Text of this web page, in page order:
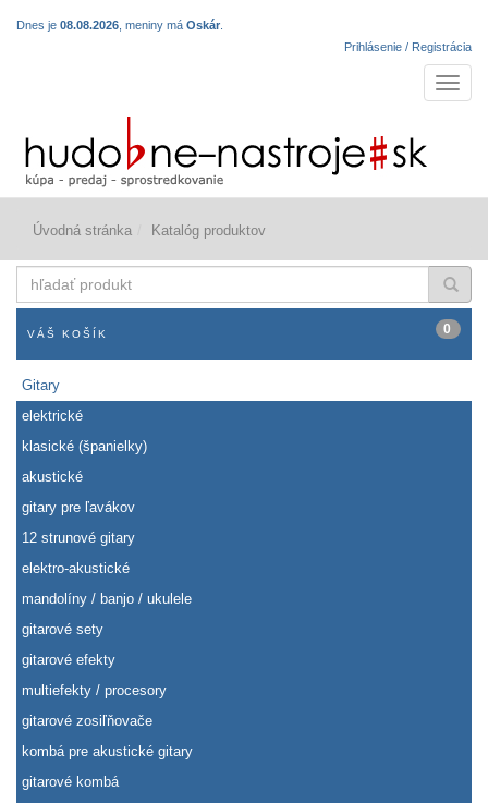
Dnes je 08.08.2026 , meniny má Oskár
Prihlásenie / Registrácia
Úvodná stránka Katalóg produktov
produkt
VÁŠ KOŠÍK 0
Gitary
elektrické
klasické (španielky)
akustické
gitary pre ľavákov
12 strunové gitary
elektro-akustické
mandolíny / banjo / ukulele
gitarové sety
gitarové efekty
multiefekty / procesory
gitarové zosiľňovače
kombá pre akustické gitary
gitarové kombá